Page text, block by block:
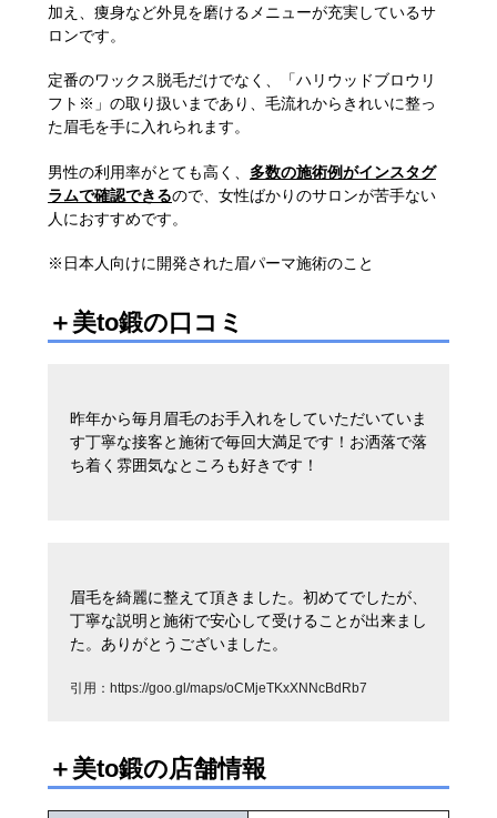
加え、痩身など外見を磨けるメニューが充実しているサ
ロンです。
定番のワックス脱毛だけでなく、「ハリウッドブロウリ
フト※」の取り扱いまであり、毛流れからきれいに整っ
た眉毛を手に入れられます。
男性の利用率がとても高く、 多数の施術例がインスタグ
ラムで確認できるので、女性ばかりのサロンが苦手ない
人におすすめです。
※日本人向けに開発された眉パーマ施術のこと
＋美to鍛の口コミ
昨年から毎月眉毛のお手入れをしていただいていま
す丁寧な接客と施術で毎回大満足です！お洒落で落
ち着く雰囲気なところも好きです！
眉毛を綺麗に整えて頂きました。初めてでしたが、
丁寧な説明と施術で安心して受けることが出来まし
た。ありがとうございました。
引用： https://goo.gl/maps/oCMjeTKxXNNcBdRb7
＋美to鍛の店舗情報